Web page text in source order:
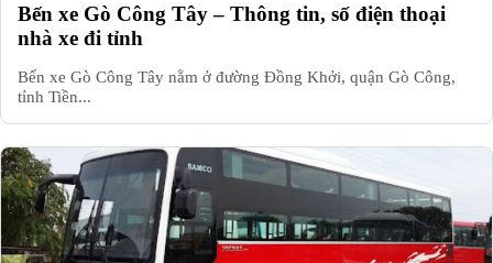
Bến xe Gò Công Tây – Thông tin, số điện thoại
nhà xe đi tỉnh
Bến xe Gò Công Tây nằm ở đường Đồng Khởi, quận Gò Công,
tỉnh Tiền...